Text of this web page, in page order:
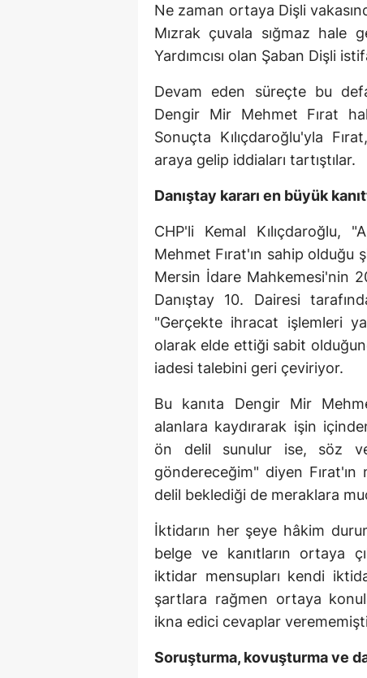
Ne zaman ortaya Dişli
Mızrak çuvala sığmaz hale
Yardımcısı olan Şaban Dişli
Devam eden süreçte bu
Dengir Mir Mehmet Fırat
Sonuçta Kılıçdaroğlu'yla
araya gelip iddiaları tartıştılar.
Danıştay kararı en büyük
CHP'li Kemal Kılıçdaroğlu,
Mehmet Fırat'ın sahip olduğu
Mersin İdare Mahkemesi'nin
Danıştay 10. Dairesi
"Gerçekte ihracat işlemleri
olarak elde ettiği sabit
iadesi talebini geri çeviriyor.
Bu kanıta Dengir Mir
alanlara kaydırarak işin
ön delil sunulur ise, söz
göndereceğim" diyen
delil beklediği de meraklara
İktidarın her şeye hâkim
belge ve kanıtların ortaya
iktidar mensupları kendi
şartlara rağmen ortaya
ikna edici cevaplar
Soruşturma, kovuşturma ve